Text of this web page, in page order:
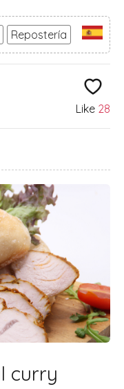
Repostería
Like 28
curry